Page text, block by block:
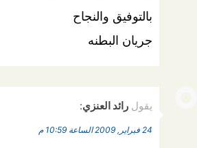
بالتوفيق والنجاح
جريان البطنه
يقول رائد العنزي:
24 فبراير, 2009 الساعة 10:59 م